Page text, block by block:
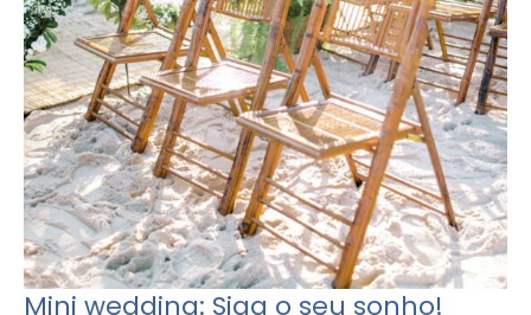
Mini wedding: Siga o seu sonho!